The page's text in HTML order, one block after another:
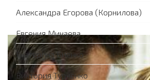
Александра Егорова (Корнилова)
Евгения Минаева
Екатерина Биенко
Виктория Турченко